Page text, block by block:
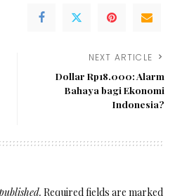
NEXT ARTICLE
Dollar Rp18.000: Alarm
Bahaya bagi Ekonomi
Indonesia?
Required fields are marked